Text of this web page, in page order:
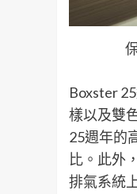
Boxster
樣以及雙
25週年的
比。此外
排氣系統